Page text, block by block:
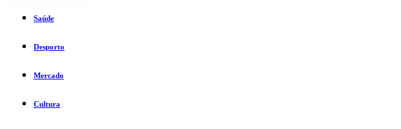
Saúde
Desporto
Mercado
Cultura